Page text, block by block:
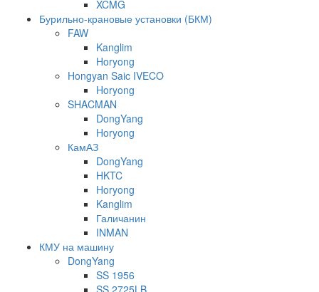
XCMG
Бурильно-крановые установки (БКМ)
FAW
Kanglim
Horyong
Hongyan Saic IVECO
Horyong
SHACMAN
DongYang
Horyong
КамАЗ
DongYang
HKTC
Horyong
Kanglim
Галичанин
INMAN
КМУ на машину
DongYang
SS 1956
SS 2725LB